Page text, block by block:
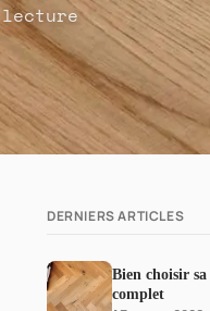
DERNIERS ARTICLES
Bien choisir
complet